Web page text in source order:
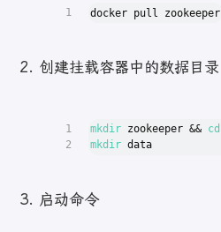
1 docker pull zookeeper
创建挂载容器中的数据目录
1
2
mkdir zookeeper && cd
mkdir data
启动命令